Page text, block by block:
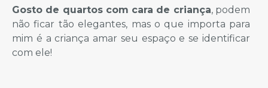
Gosto de quartos com cara de criança, podem
não ficar tão elegantes, mas o que importa para
mim é a criança amar seu espaço e se identificar
com ele!